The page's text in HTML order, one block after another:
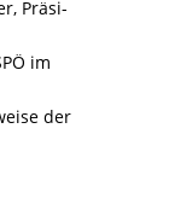
Präsi-
im
der